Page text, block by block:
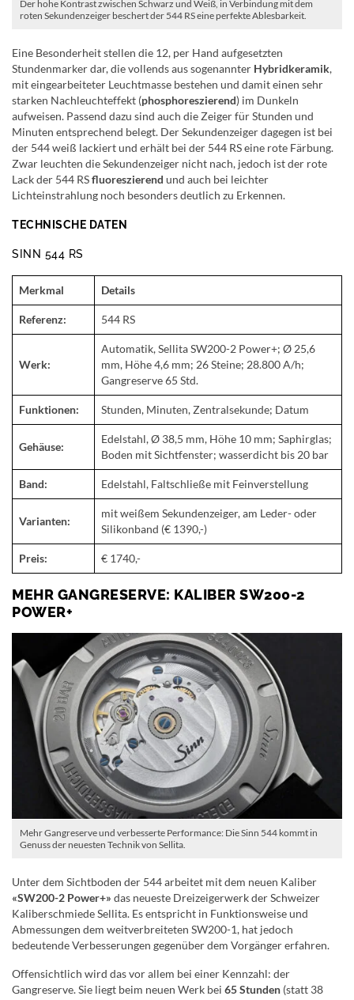
Der hohe Kontrast zwischen Schwarz und Weiß, in Verbindung mit dem
roten Sekundenzeiger beschert der 544 RS eine perfekte Ablesbarkeit.
Eine Besonderheit stellen die 12, per Hand aufgesetzten
Stundenmarker dar, die vollends aus sogenannter Hybridkeramik,
mit eingearbeiteter Leuchtmasse bestehen und damit einen sehr
starken Nachleuchteffekt (phosphoreszierend) im Dunkeln
aufweisen. Passend dazu sind auch die Zeiger für Stunden und
Minuten entsprechend belegt. Der Sekundenzeiger dagegen ist bei
der 544 weiß lackiert und erhält bei der 544 RS eine rote Färbung.
Zwar leuchten die Sekundenzeiger nicht nach, jedoch ist der rote
Lack der 544 RSfluoreszierend und auch bei leichter
Lichteinstrahlung noch besonders deutlich zu Erkennen.
TECHNISCHE DATEN
SINN 544 RS
Merkmal Details
Referenz: 544 RS
Werk:
Automatik, Sellita SW200-2 Power+; Ø 25,6
mm, Höhe 4,6 mm; 26 Steine; 28.800 A/h;
Gangreserve 65 Std.
Funktionen: Stunden, Minuten, Zentralsekunde; Datum
Gehäuse:
Edelstahl, Ø 38,5 mm, Höhe 10 mm; Saphirglas;
Boden mit Sichtfenster; wasserdicht bis 20 bar
Band: Edelstahl, Faltschließe mit Feinverstellung
Varianten:
mit weißem Sekundenzeiger, am Leder- oder
Silikonband (€ 1390,-)
Preis: € 1740,-
MEHR GANGRESERVE: KALIBER SW200-2
POWER+
Mehr Gangreserve und verbesserte Performance: Die Sinn 544 kommt in
Genuss der neuesten Technik von Sellita.
Unter dem Sichtboden der 544 arbeitet mit dem neuen Kaliber
«SW200-2 Power+» das neueste Dreizeigerwerk der Schweizer
Kaliberschmiede Sellita. Es entspricht in Funktionsweise und
Abmessungen dem weitverbreiteten SW200-1, hat jedoch
bedeutende Verbesserungen gegenüber dem Vorgänger erfahren.
Offensichtlich wird das vor allem bei einer Kennzahl: der
Gangreserve. Sie liegt beim neuen Werk bei 65 Stunden (statt 38